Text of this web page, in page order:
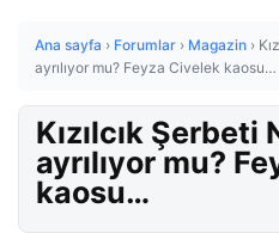
Ana sayfa › Forumlar › Magazin ›
ayrılıyor mu? Feyza Civelek kaosu…
Kızılcık
ayrılıyor mu?
kaosu…